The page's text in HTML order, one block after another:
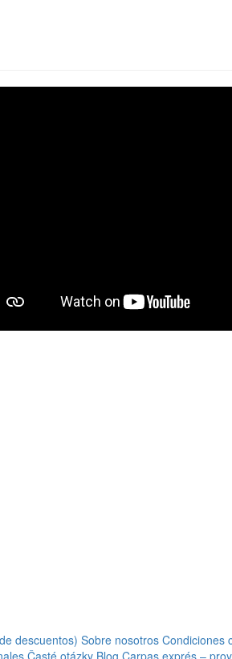
descuentos) Sobre nosotros Condiciones
Časté otázky Blog Carpas exprés –